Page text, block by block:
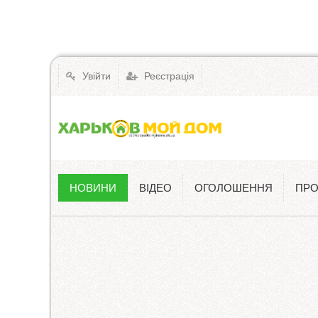
Увійти Реєстрація
Новини
НОВИНИ ВІДЕО ОГОЛОШЕННЯ